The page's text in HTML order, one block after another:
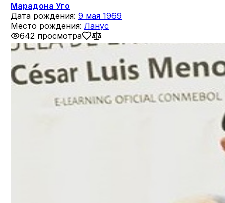
Марадона Уго
Дата рождения: 9 мая 1969
Место рождения: Ланус
642 просмотра